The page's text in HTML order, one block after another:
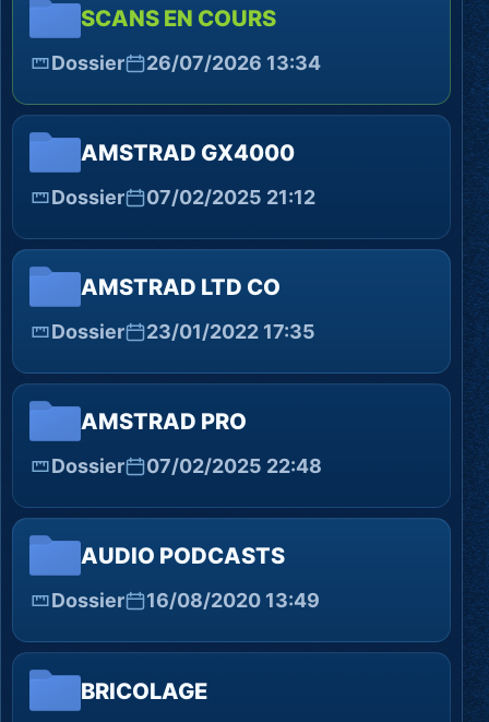
SCANS EN COURS
Dossier 26/07/2026 13:34
AMSTRAD GX4000
Dossier 07/02/2025 21:12
AMSTRAD LTD CO
Dossier 23/01/2022 17:35
AMSTRAD PRO
Dossier 07/02/2025 22:48
AUDIO PODCASTS
Dossier 16/08/2020 13:49
BRICOLAGE